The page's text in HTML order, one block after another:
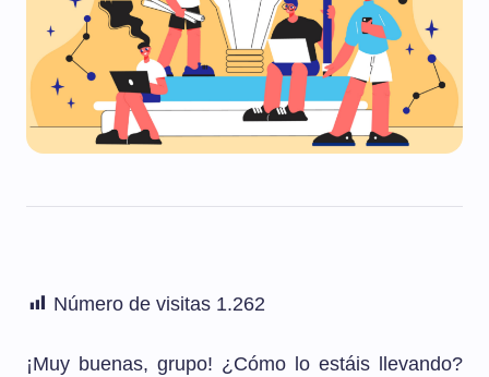
Número de visitas 1.262
¡Muy buenas, grupo! ¿Cómo lo estáis llevando?